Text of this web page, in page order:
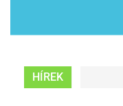
HÍREK